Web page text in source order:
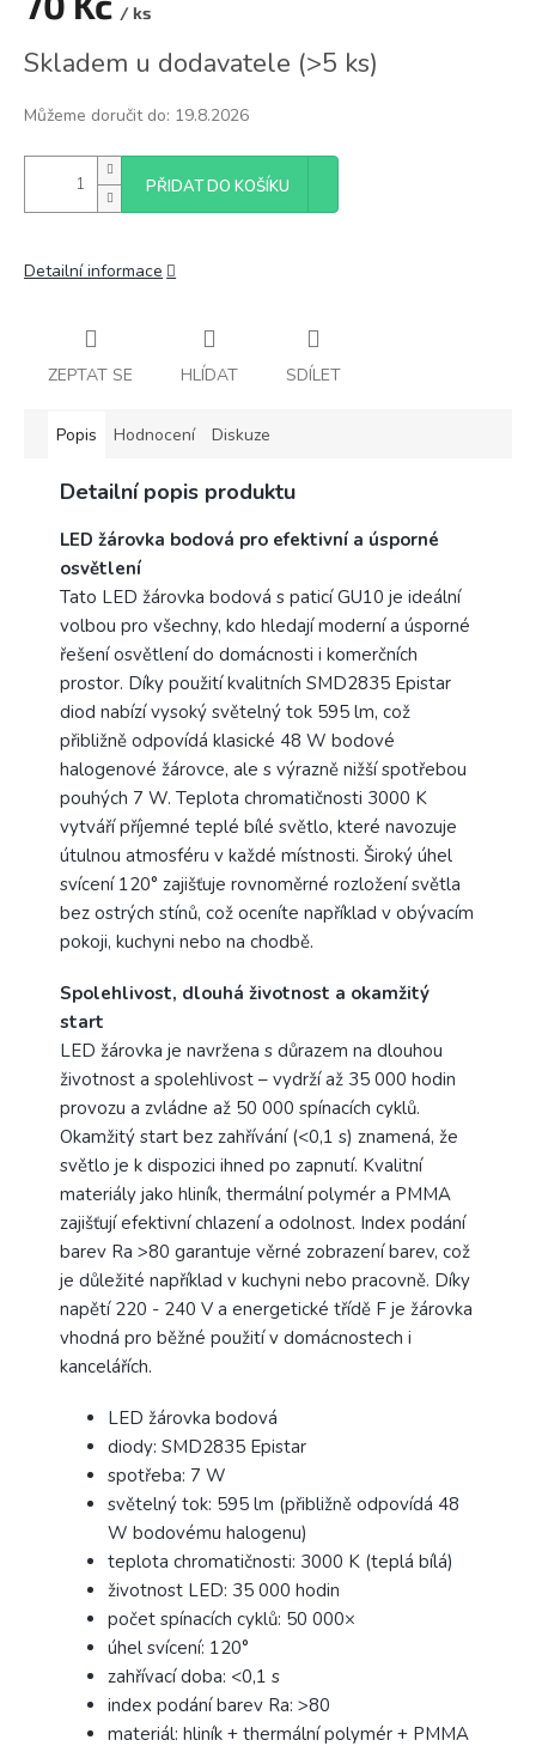
/ ks
cena:
Skladem u dodavatele (>5 ks)
Můžeme doručit do: 19.8.2026
PŘIDAT DO KOŠÍKU
Detailní informace
ZEPTAT SE HLÍDAT SDÍLET
Popis Hodnocení Diskuze
Detailní popis produktu
LED žárovka bodová pro efektivní a úsporné
osvětlení
Tato LED žárovka bodová s paticí GU10 je ideální
volbou pro všechny, kdo hledají moderní a úsporné
řešení osvětlení do domácnosti i komerčních
prostor. Díky použití kvalitních SMD2835 Epistar
diod nabízí vysoký světelný tok 595 lm, což
přibližně odpovídá klasické 48 W bodové
halogenové žárovce, ale s výrazně nižší spotřebou
pouhých 7 W. Teplota chromatičnosti 3000 K
vytváří příjemné teplé bílé světlo, které navozuje
útulnou atmosféru v každé místnosti. Široký úhel
svícení 120° zajišťuje rovnoměrné rozložení světla
bez ostrých stínů, což oceníte například v obývacím
pokoji, kuchyni nebo na chodbě.
Spolehlivost, dlouhá životnost a okamžitý
start
LED žárovka je navržena s důrazem na dlouhou
životnost a spolehlivost – vydrží až 35 000 hodin
provozu a zvládne až 50 000 spínacích cyklů.
Okamžitý start bez zahřívání (<0,1 s) znamená, že
světlo je k dispozici ihned po zapnutí. Kvalitní
materiály jako hliník, thermální polymér a PMMA
zajišťují efektivní chlazení a odolnost. Index podání
barev Ra >80 garantuje věrné zobrazení barev, což
je důležité například v kuchyni nebo pracovně. Díky
napětí 220 - 240 V a energetické třídě F je žárovka
vhodná pro běžné použití v domácnostech i
kancelářích.
LED žárovka bodová
diody: SMD2835 Epistar
spotřeba: 7 W
světelný tok: 595 lm (přibližně odpovídá 48
W bodovému halogenu)
teplota chromatičnosti: 3000 K (teplá bílá)
životnost LED: 35 000 hodin
počet spínacích cyklů: 50 000×
úhel svícení: 120°
zahřívací doba: <0,1 s
index podání barev Ra: >80
materiál: hliník + thermální polymér + PMMA